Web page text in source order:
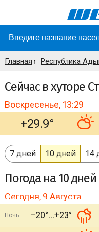
Главная Республика
Сейчас в хуторе
Воскресенье, 13:29
+29.9°
7 дней 10 дней 14
Погода на 10 дней
Сегодня, 9 Августа
Ночь +20° +23°